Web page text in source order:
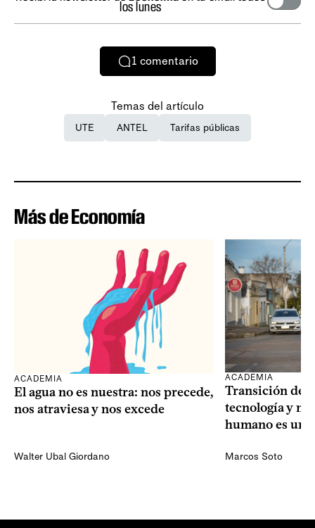
los lunes
1 comentario
Temas del artículo
UTE ANTEL Tarifas públicas
Más de Economía
ACADEMIA
El agua no es nuestra: nos precede,
nos atraviesa y nos excede
Walter Ubal Giordano
ACADEMIA
Transición
tecnología y
humano es
Marcos Soto